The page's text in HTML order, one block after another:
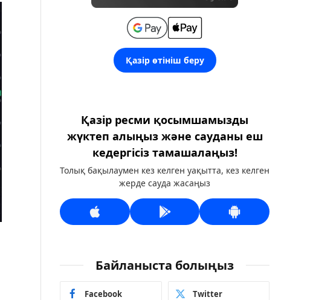
Қазір өтініш беру
Қазір ресми қосымшамызды
жүктеп алыңыз және сауданы еш
кедергісіз тамашалаңыз!
Толық бақылаумен кез келген уақытта, кез келген
жерде сауда жасаңыз
Байланыста болыңыз
Facebook Twitter